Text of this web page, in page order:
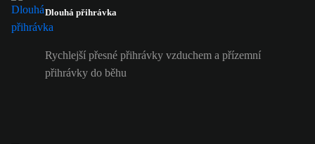
Dlouhá přihrávka
Rychlejší přesné přihrávky vzduchem a přízemní
přihrávky do běhu